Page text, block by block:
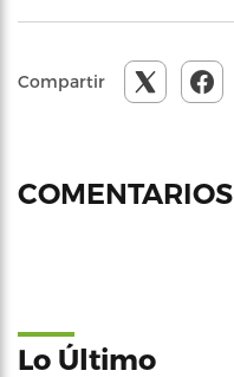
Compartir
COMENTARIOS
Lo Último